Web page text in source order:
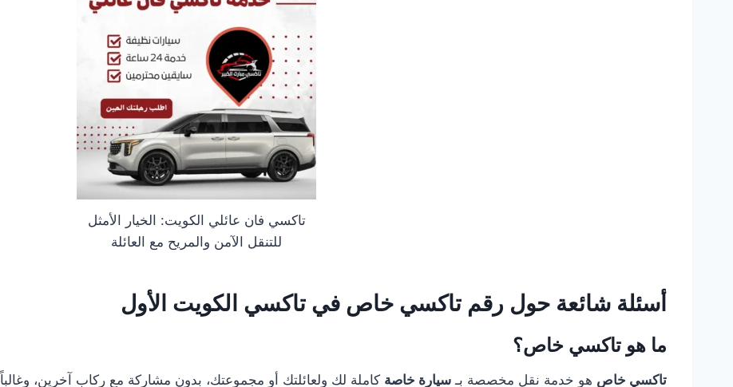
تاكسي فان عائلي الكويت: الخيار الأمثل
للتنقل الآمن والمريح مع العائلة
أسئلة شائعة حول رقم تاكسي خاص في تاكسي الكويت الأول
ما هو تاكسي خاص؟
تاكسي خاص هو خدمة نقل مخصصة بـ سيارة خاصة كاملة لك ولعائلتك أو مجموعتك، بدون مشاركة مع ركاب آخرين، وغالباً